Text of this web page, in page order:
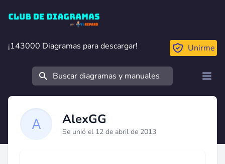
Club de Diagramas
¡143000 Diagramas para descargar!
¡143000 Diagramas para descargar! Unirme
Buscar
AlexGG
Se unió el 12 de abril de 2013